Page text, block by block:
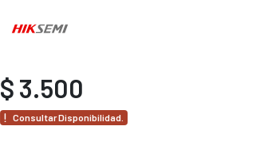
$ 3.500
Consultar Disponibilidad.